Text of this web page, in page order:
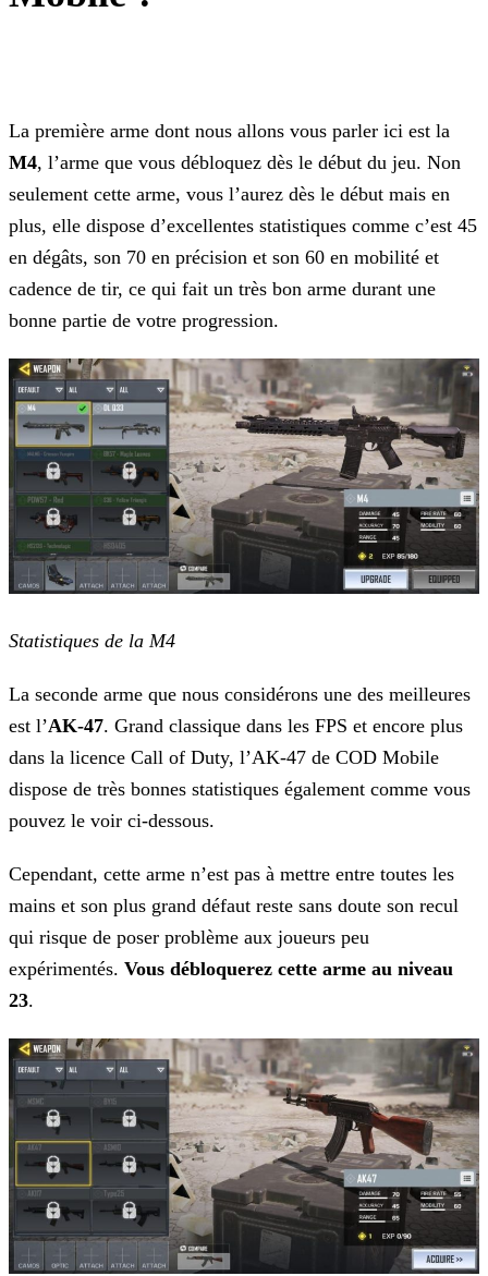
La première arme dont nous allons vous parler ici est la
M4, l’arme que vous débloquez dès le début du jeu. Non
seulement cette arme, vous l’aurez dès le début mais en
plus, elle dispose d’excellentes statistiques comme c’est 45
en dégâts, son 70 en précision et son 60 en mobilité et
cadence de tir, ce qui fait un très bon arme durant une
bonne partie de votre progression.
Statistiques de la M4
La seconde arme que nous considérons une des meilleures
est l’AK-47. Grand classique dans les FPS et encore plus
dans la licence Call of Duty, l’AK-47 de COD Mobile
dispose de très bonnes statistiques également comme vous
pouvez le voir ci-dessous.
Cependant, cette arme n’est pas à mettre entre toutes les
mains et son plus grand défaut reste sans doute son recul
qui risque de poser problème aux joueurs peu
expérimentés. Vous débloquerez cette arme au niveau
23.